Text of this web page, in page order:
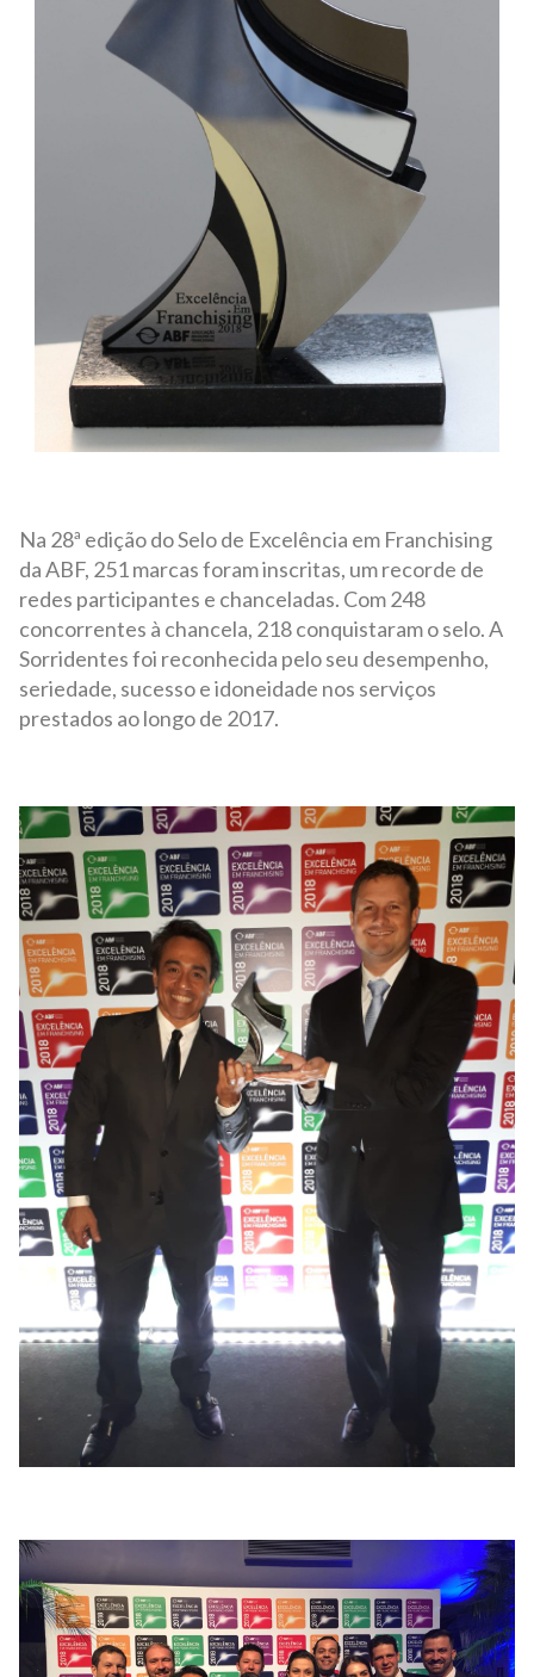
Na 28ª edição do Selo de Excelência em Franchising
da ABF, 251 marcas foram inscritas, um recorde de
redes participantes e chanceladas. Com 248
concorrentes à chancela, 218 conquistaram o selo. A
Sorridentes foi reconhecida pelo seu desempenho,
seriedade, sucesso e idoneidade nos serviços
prestados ao longo de 2017.